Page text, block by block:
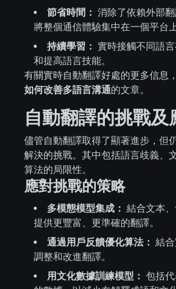
節省時間： 消除了依賴外部翻
將整個通信體驗集中在一個平台上
持續學習： 實時接觸不同語
和提高語言技能。
有關實時自動翻譯好處的更多信息
如何改善多語言溝通的文章。
自動翻譯的挑戰及
儘管自動翻譯取得了顯著進步，但
解決的挑戰。其中包括語言歧義、
算法的局限性。
應對挑戰的策略
多模態模型集成： 結合文本
提供更豐富、更準確的翻譯。
通過用戶反饋優化算法： 結
調整和改進翻譯。
用文化數據訓練模型： 包括